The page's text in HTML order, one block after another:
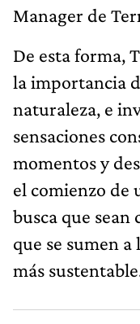
Manager de
De esta forma,
la importancia
naturaleza, e
sensaciones
momentos y
el comienzo de
busca que sean
que se sumen
más